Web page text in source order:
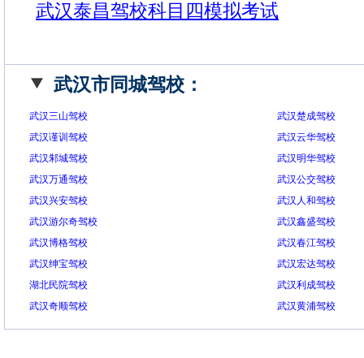
武汉泰昌驾校科目四模拟考试
武汉市同城驾校：
武汉三山驾校
武汉楚成驾校
武汉谨训驾校
武汉云华驾校
武汉邾城驾校
武汉明华驾校
武汉万通驾校
武汉公交驾校
武汉兴安驾校
武汉人和驾校
武汉游尔奇驾校
武汉鑫盛驾校
武汉博格驾校
武汉春江驾校
武汉绅宝驾校
武汉宏达驾校
湖北民院驾校
武汉利成驾校
武汉奇顺驾校
武汉黄浦驾校